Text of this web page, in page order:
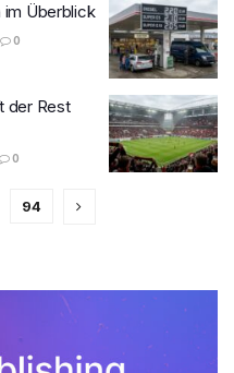
im Überblick
0
der Rest
0
94